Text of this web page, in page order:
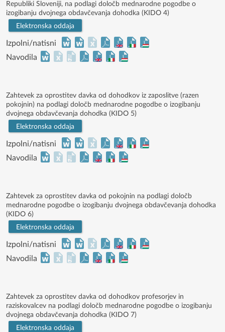
Republiki Sloveniji, na podlagi določb mednarodne pogodbe o
izogibanju dvojnega obdavčevanja dohodka (KIDO 4)
Elektronska oddaja
Izpolni/natisni
Navodila
Zahtevek za oprostitev davka od dohodkov iz zaposlitve (razen
pokojnin) na podlagi določb mednarodne pogodbe o izogibanju
dvojnega obdavčevanja dohodka (KIDO 5)
Elektronska oddaja
Izpolni/natisni
Navodila
Zahtevek za oprostitev davka od pokojnin na podlagi določb
mednarodne pogodbe o izogibanju dvojnega obdavčevanja dohodka
(KIDO 6)
Elektronska oddaja
Izpolni/natisni
Navodila
Zahtevek za oprostitev davka od dohodkov profesorjev in
raziskovalcev na podlagi določb mednarodne pogodbe o izogibanju
dvojnega obdavčevanja dohodka (KIDO 7)
Elektronska oddaja